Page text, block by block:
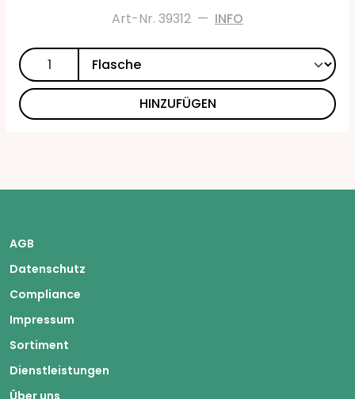
Art-Nr. 39312 — INFO
HINZUFÜGEN
AGB
Datenschutz
Compliance
Impressum
Sortiment
Dienstleistungen
Über uns